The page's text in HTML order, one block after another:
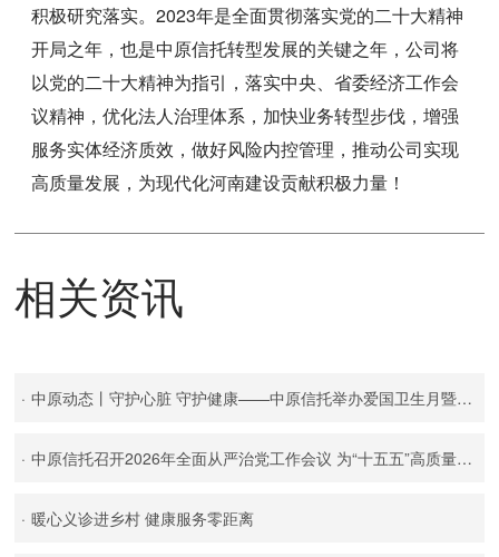
积极研究落实。2023年是全面贯彻落实党的二十大精神
开局之年，也是中原信托转型发展的关键之年，公司将
以党的二十大精神为指引，落实中央、省委经济工作会
议精神，优化法人治理体系，加快业务转型步伐，增强
服务实体经济质效，做好风险内控管理，推动公司实现
高质量发展，为现代化河南建设贡献积极力量！
相关资讯
· 中原动态丨守护心脏 守护健康——中原信托举办爱国卫生月暨爱护心脏健康专题讲座
· 中原信托召开2026年全面从严治党工作会议 为“十五五”高质量发展提供坚强政治保障
· 暖心义诊进乡村 健康服务零距离